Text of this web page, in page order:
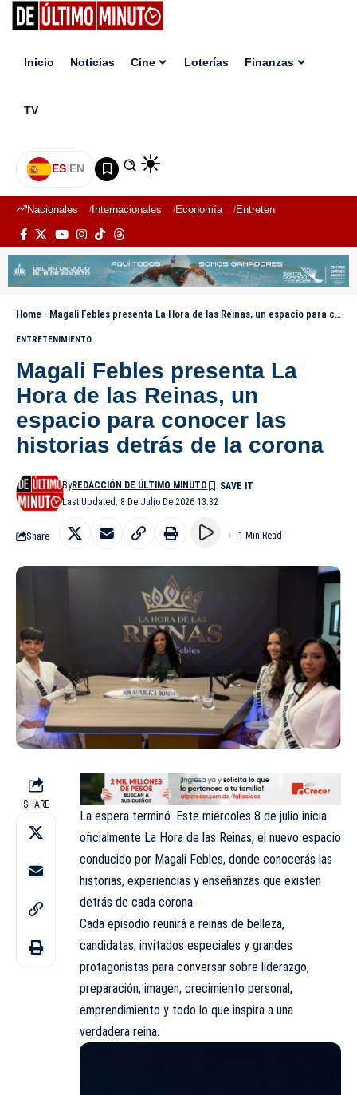
Inicio Noticias Cine Loterías Finanzas
TV
ES|EN
Nacionales Internacionales Economía Entretenimiento
Home - Magali Febles presenta La Hora de las Reinas, un espacio para conocer las historias detrás de la corona
ENTRETENIMIENTO
Magali Febles presenta La
Hora de las Reinas, un
espacio para conocer las
historias detrás de la corona
Last Updated: 8 De Julio De 2026 13:32
ByREDACCIÓN DE ÚLTIMO MINUTO
Share 1 Min Read
SHARE
La espera terminó. Este miércoles 8 de julio inicia
oficialmente La Hora de las Reinas, el nuevo espacio
conducido por Magali Febles, donde conocerás las
historias, experiencias y enseñanzas que existen
detrás de cada corona.
Cada episodio reunirá a reinas de belleza,
candidatas, invitados especiales y grandes
protagonistas para conversar sobre liderazgo,
preparación, imagen, crecimiento personal,
emprendimiento y todo lo que inspira a una
verdadera reina.